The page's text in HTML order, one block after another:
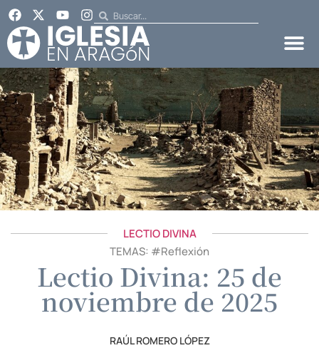
LECTIO DIVINA
TEMAS: #Reflexión
Lectio Divina: 25 de
noviembre de 2025
RAÚL ROMERO LÓPEZ